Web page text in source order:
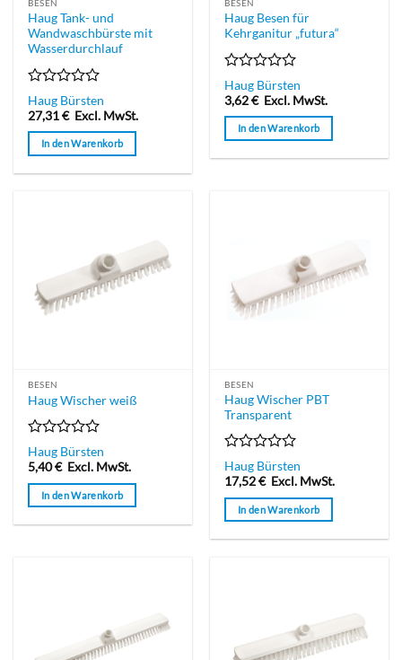
gewählt
werden
BESEN
Haug Tank- und
Wandwaschbürste mit
Wasserdurchlauf
Bewertet
mit
0
von
5
Haug Bürsten
27,31€ Excl. MwSt.
In den Warenkorb
BESEN
Haug Besen für
Kehrganitur „futura“
Bewertet
mit
0
von
5
Haug Bürsten
3,62€ Excl. MwSt.
In den Warenkorb
BESEN
Haug Wischer weiß
Bewertet
mit
0
von
5
Haug Bürsten
5,40€ Excl. MwSt.
In den Warenkorb
BESEN
Haug Wischer PBT
Transparent
Bewertet
mit
0
von
5
Haug Bürsten
17,52€ Excl. MwSt.
In den Warenkorb